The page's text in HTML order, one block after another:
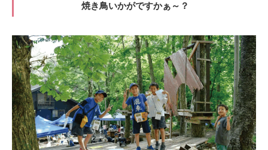
焼き鳥いかがですかぁ～？